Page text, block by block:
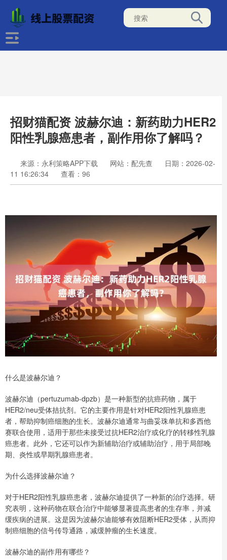
招财猫配资 波赫尔迪：新药助力HER2
阳性乳腺癌患者，副作用你了解吗？
来源：永利策略APP下载 网站：配先查
日期：2026-02-
11 16:26:34
查看：96
什么是波赫尔迪？
波赫尔迪（pertuzumab-dpzb）是一种新型的抗癌药物，属于
HER2/neu受体拮抗剂。它的主要作用是针对HER2阳性乳腺癌患
者，帮助抑制癌细胞的生长。波赫尔迪通常与曲妥珠单抗和多西他
赛联合使用，适用于那些未接受过抗HER2治疗或化疗的转移性乳腺
癌患者。此外，它还可以作为新辅助治疗或辅助治疗，用于局部晚
期、炎性或早期乳腺癌患者。
为什么选择波赫尔迪？
对于HER2阳性乳腺癌患者，波赫尔迪提供了一种新的治疗选择。研
究表明，这种药物在联合治疗中能够显著提高患者的生存率，并减
缓疾病的进展。这是因为波赫尔迪能够有效阻断HER2受体，从而抑
制癌细胞的信号传导通路，减缓肿瘤的生长速度。
波赫尔迪的副作用有哪些？